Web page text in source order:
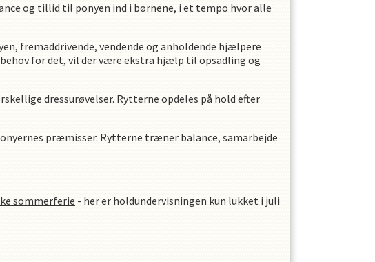
og tillid til ponyen ind i børnene, i et tempo hvor alle
fremaddrivende, vendende og anholdende hjælpere
for det, vil der være ekstra hjælp til opsadling og
dressurøvelser. Rytterne opdeles på hold efter
præmisser. Rytterne træner balance, samarbejde
sommerferie - her er holdundervisningen kun lukket i juli